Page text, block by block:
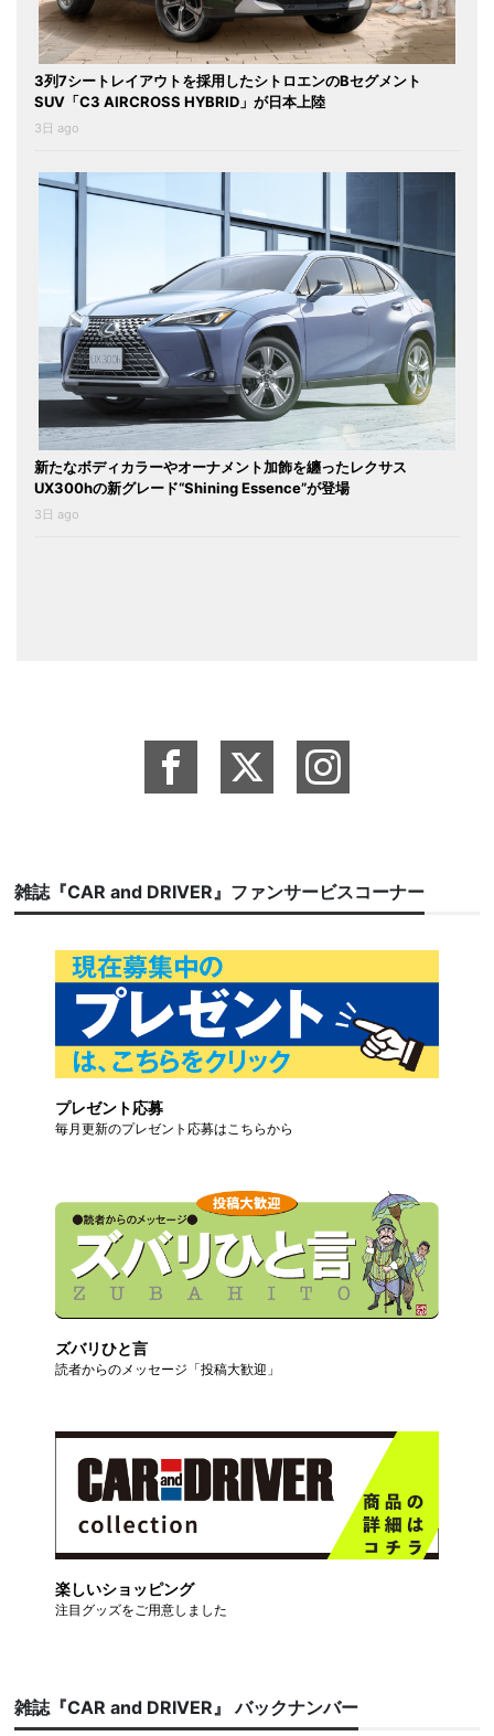
3列7シートレイアウトを採用したシトロエンのBセグメント
SUV「C3 AIRCROSS HYBRID」が日本上陸
3日 ago
新たなボディカラーやオーナメント加飾を纏ったレクサス
UX300hの新グレード“Shining Essence”が登場
3日 ago
雑誌『CAR and DRIVER』ファンサービスコーナー
プレゼント応募
毎月更新のプレゼント応募はこちらから
ズバリひと言
読者からのメッセージ「投稿大歓迎」
楽しいショッピング
注目グッズをご用意しました
雑誌『CAR and DRIVER』 バックナンバー